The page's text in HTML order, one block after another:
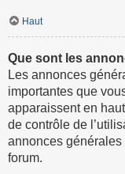
Haut
Que sont les
Les annonces
importantes que
apparaissent en
de contrôle de
annonces
forum.